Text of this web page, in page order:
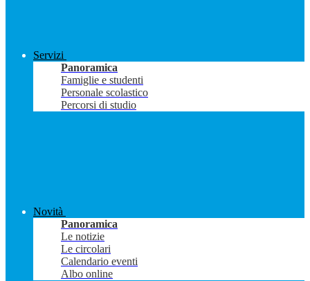
Servizi
Panoramica
Famiglie e studenti
Personale scolastico
Percorsi di studio
Novità
Panoramica
Le notizie
Le circolari
Calendario eventi
Albo online